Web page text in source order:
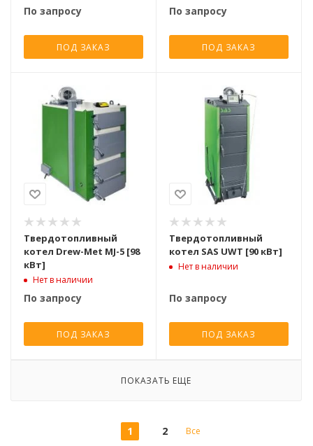
По запросу
ПОД ЗАКАЗ
По запросу
ПОД ЗАКАЗ
Твердотопливный
котел Drew-Met MJ-5 [98
кВт]
Нет в наличии
По запросу
ПОД ЗАКАЗ
Твердотопливный
котел SAS UWT [90 кВт]
Нет в наличии
По запросу
ПОД ЗАКАЗ
ПОКАЗАТЬ ЕЩЕ
1 2 Все